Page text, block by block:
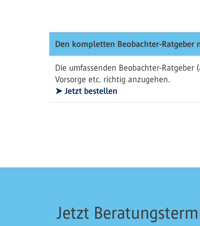
Den kompletten Beobachter-Ratgeber
Die umfassenden Beobachter-
Vorsorge etc. richtig anzugehen.
➤ Jetzt bestellen
Jetzt